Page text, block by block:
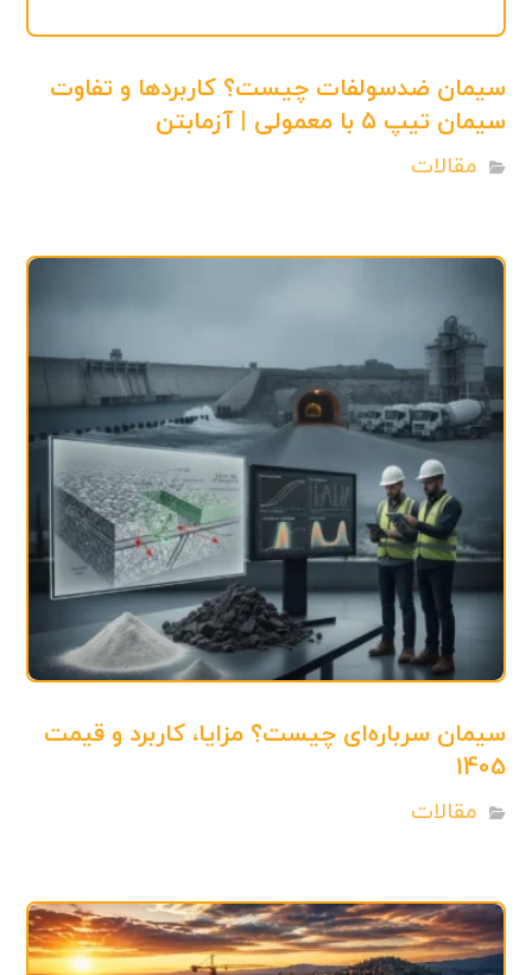
سیمان ضدسولفات چیست؟ کاربردها و تفاوت
سیمان تیپ ۵ با معمولی | آزمابتن
مقالات
سیمان سرباره‌ای چیست؟ مزایا، کاربرد و قیمت
1405
مقالات